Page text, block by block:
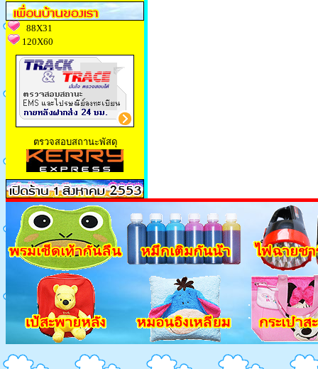
88X31
120X60
ตรวจสอบสถานะพัสดุ